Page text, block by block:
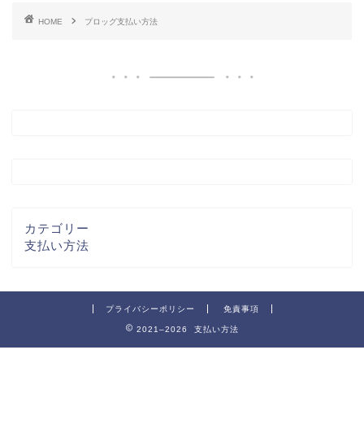
HOME プロッグ支払い方法
カテゴリー
支払い方法
プライバシーポリシー 免責事項
2021–2026 支払い方法